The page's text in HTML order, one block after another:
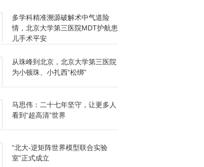
多学科精准溯源破解术中气道险
情，北京大学第三医院MDT护航患
儿手术平安
从珠峰到北京，北京大学第三医院
为小顿珠、小扎西“松绑”
马思伟：二十七年坚守，让更多人
看到“超高清”世界
“北大-逆矩阵世界模型联合实验
室”正式成立